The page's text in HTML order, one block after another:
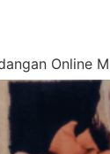
Online